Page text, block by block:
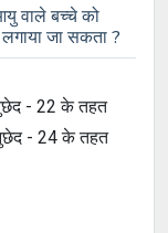
वाले बच्चे को
जा सकता ?
- 22 के तहत
- 24 के तहत